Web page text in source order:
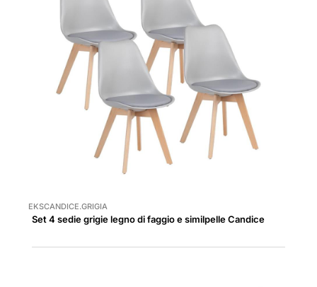
EKSCANDICE.GRIGIA
Set 4 sedie grigie legno di faggio e similpelle Candice